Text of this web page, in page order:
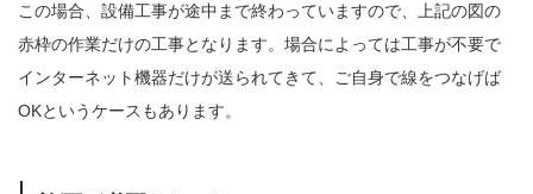
この場合、設備工事が途中まで終わっていますので、上記の図の
赤枠の作業だけの工事となります。 場合によっては工事が不要で
インターネット機器だけが送られてきて、ご自身で線をつなげば
OKというケースもあります。